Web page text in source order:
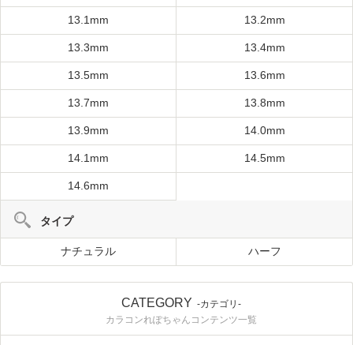
13.1mm 13.2mm
13.3mm 13.4mm
13.5mm 13.6mm
13.7mm 13.8mm
13.9mm 14.0mm
14.1mm 14.5mm
14.6mm
タイプ
ナチュラル ハーフ
CATEGORY -カテゴリ-
カラコンれぽちゃんコンテンツ一覧